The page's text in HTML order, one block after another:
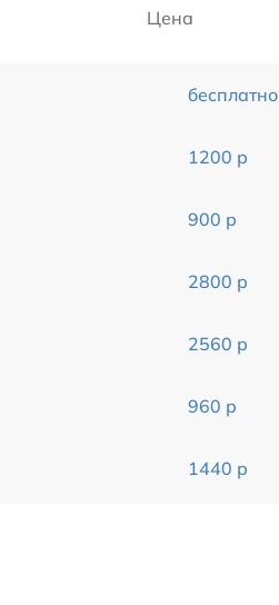
Цена
бесплатно
1200 р
900 р
2800 р
2560 р
960 р
1440 р